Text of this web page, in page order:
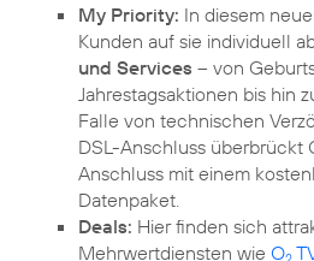
My Priority: In diesem
Kunden auf sie individuell
und Services – von
Jahrestagsaktionen bis hin
Falle von technischen
DSL-Anschluss überbrückt
Anschluss mit einem
Datenpaket.
Deals: Hier finden sich
Mehrwertdiensten wie O